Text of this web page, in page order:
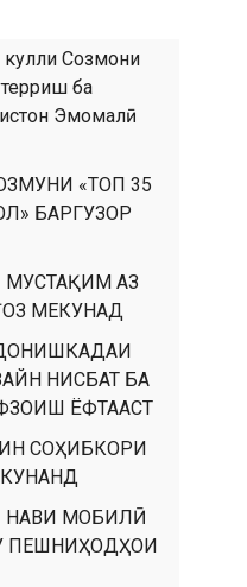
Созмони
ба
Эмомалӣ
«ТОП 35
БАРГУЗОР
МУСТАҚИМ АЗ
МЕКУНАД
НИСБАТ БА
ЁФТААСТ
СОҲИБКОРИ
НАВИ МОБИЛӢ
ПЕШНИҲОДҲОИ